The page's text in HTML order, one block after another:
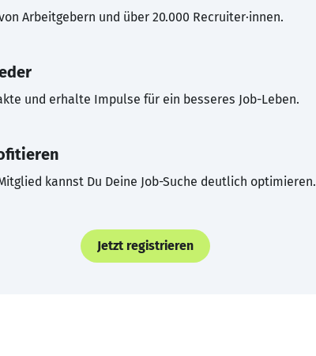
Arbeitgebern und über 20.000 Recruiter·innen.
und erhalte Impulse für ein besseres Job-Leben.
kannst Du Deine Job-Suche deutlich optimieren.
Jetzt registrieren